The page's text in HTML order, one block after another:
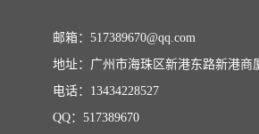
邮箱：517389670@qq.com
地址：广州市海珠区新港东路新港商
电话：13434228527
QQ：517389670